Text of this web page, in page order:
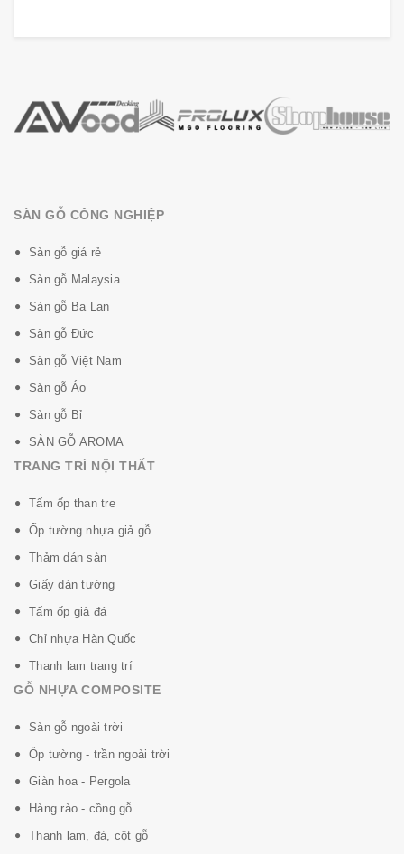
Tương ứng AC4,AC5,AC6) chống va đập.
- Hèm khóa PERFECT FOLD 3.0 lắp đặt dễ dàng và
nhanh chóng.
Lưu ý: Domestic Extra không có tính năng này
- Thiết kế hiện đại, không trùng lặp vân. 1 bộ vân 8-12
tấm , tương đương: 48-72m2
- Dòng SENSATION: Thiết kế mặt vân độc đáo như gỗ
khóa V4 phủ cạnh(cực nhỏ) độc nhất trên thị trường.
Sản phẩm duy nhất có khả năng khóa nước trên bề
mặt 72h và chống trầy xước cực tốt.
- PERGO thân thiện môi trường đạt tiêu chuẩn Châu
Âu, an toàn tuyệt đối cho người sử dụng.
SÀN GỖ CÔNG NGHIỆP
Sàn gỗ giá rẻ
Sàn gỗ Malaysia
Sàn gỗ Ba Lan
Sàn gỗ Đức
Sàn gỗ Việt Nam
Sàn gỗ Áo
Sàn gỗ Bỉ
SÀN GỖ AROMA
TRANG TRÍ NỘI THẤT
Tấm ốp than tre
Ốp tường nhựa giả gỗ
Thảm dán sàn
Giấy dán tường
Tấm ốp giả đá
Chỉ nhựa Hàn Quốc
Thanh lam trang trí
GỖ NHỰA COMPOSITE
Sàn gỗ ngoài trời
Ốp tường - trần ngoài trời
Giàn hoa - Pergola
Hàng rào - cồng gỗ
Thanh lam, đà, cột gỗ